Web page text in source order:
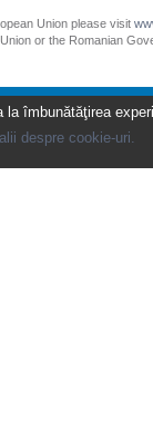
Union please visit
or the Romanian
îmbunătăţirea
despre cookie-uri.